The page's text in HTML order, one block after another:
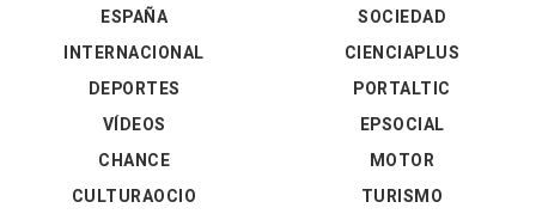
ESPAÑA
INTERNACIONAL
DEPORTES
VÍDEOS
SOCIEDAD
CIENCIAPLUS
PORTALTIC
EPSOCIAL
CHANCE
CULTURAOCIO
MOTOR
TURISMO